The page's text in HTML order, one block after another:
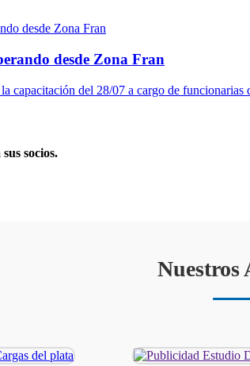
desde Zona Fran
capacitación del 28/07 a cargo de
socios.
Nuestros